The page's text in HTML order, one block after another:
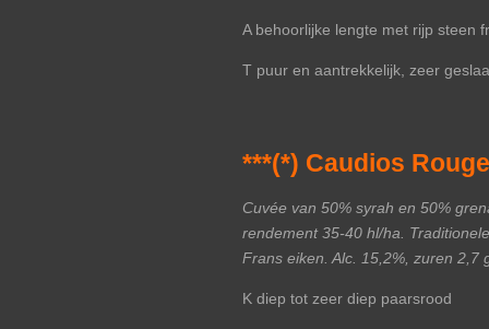
A behoorlijke lengte met rijp steen
T puur en aantrekkelijk, zeer
***(*) Caudios
Cuvée van 50% syrah en 50%
rendement 35-40 hl/ha.
Frans eiken. Alc. 15,2%, zuren 2,7
K diep tot zeer diep paarsrood